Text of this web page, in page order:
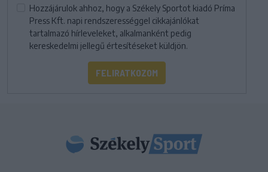
Hozzájárulok ahhoz, hogy a Székely Sportot kiadó Príma
Press Kft. napi rendszerességgel cikkajánlókat
tartalmazó hírleveleket, alkalmanként pedig
kereskedelmi jellegű értesítéseket küldjön.
FELIRATKOZOM